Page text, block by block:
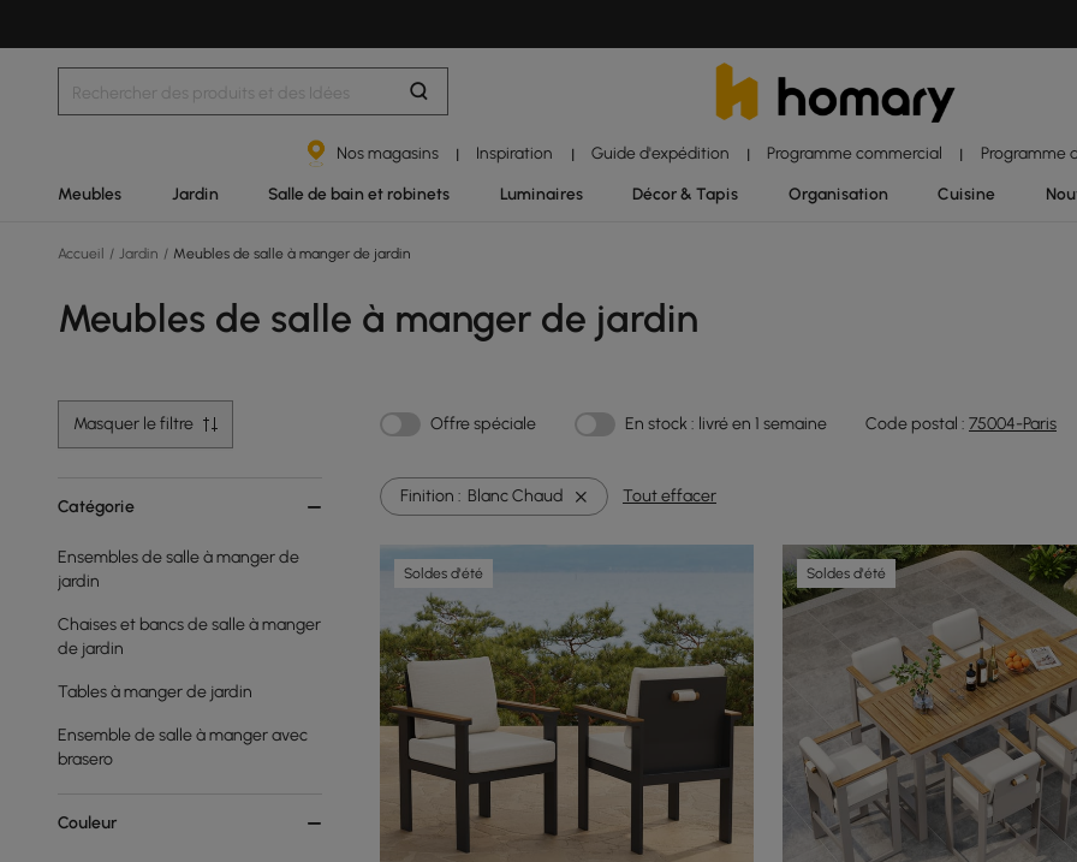
Nos magasins | Inspiration | Guide d'expédition | Programme commercial | Programme
Meubles Jardin Salle de bain et robinets Luminaires Décor & Tapis Organisation Cuisine
Accueil / Jardin / Meubles de salle à manger de jardin
Meubles de salle à manger de jardin
Masquer le filtre Offre spéciale En stock : livré en 1 semaine Code postal : 75004-Paris
Catégorie
Ensembles de salle à manger de
jardin
Chaises et bancs de salle à manger
de jardin
Tables à manger de jardin
Ensemble de salle à manger avec
brasero
Couleur
Finition : Blanc Chaud Tout effacer
Soldes d'été Soldes d'été